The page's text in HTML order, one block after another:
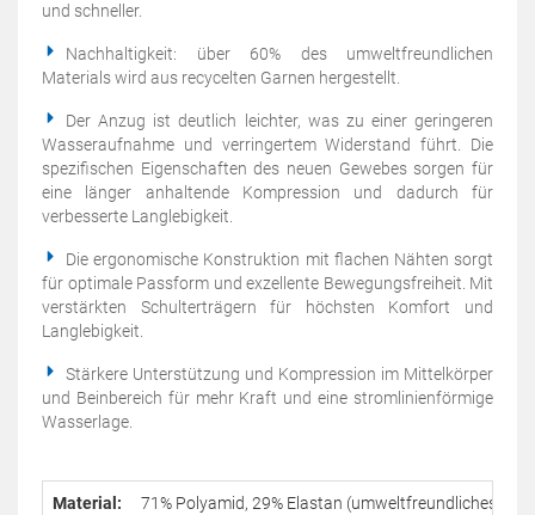
und schneller.
Nachhaltigkeit: über 60% des umweltfreundlichen
Materials wird aus recycelten Garnen hergestellt.
Der Anzug ist deutlich leichter, was zu einer geringeren
Wasseraufnahme und verringertem Widerstand führt. Die
spezifischen Eigenschaften des neuen Gewebes sorgen für
eine länger anhaltende Kompression und dadurch für
verbesserte Langlebigkeit.
Die ergonomische Konstruktion mit flachen Nähten sorgt
für optimale Passform und exzellente Bewegungsfreiheit. Mit
verstärkten Schulterträgern für höchsten Komfort und
Langlebigkeit.
Stärkere Unterstützung und Kompression im Mittelkörper
und Beinbereich für mehr Kraft und eine stromlinienförmige
Wasserlage.
Material: 71% Polyamid, 29% Elastan (umweltfreundliches